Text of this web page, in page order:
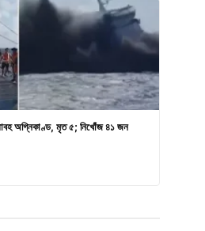
অগ্নিকাণ্ড, মৃত ৫; নিখোঁজ ৪১ জন